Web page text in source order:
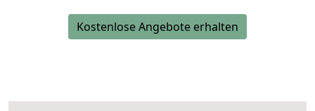
Kostenlose Angebote erhalten